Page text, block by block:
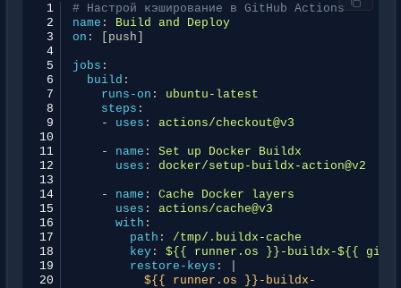
1
# Настрой кэширование в GitHub Actions
2
name :
Build and Deploy
3
on : push
4
5
jobs :
6
build :
7
runs-on :
ubuntu-latest
8
steps :
9
- uses :
actions/checkout@v3
10
11
- name :
Set up Docker Buildx
12
uses :
docker/setup-buildx-action@v2
13
14
- name :
Cache Docker layers
15
uses :
actions/cache@v3
16
with :
17
path :
/tmp/.buildx-cache
18
key:
${{ runner.os }}-buildx-${{
19
restore-keys :
20
${{ runner.os }}-buildx-